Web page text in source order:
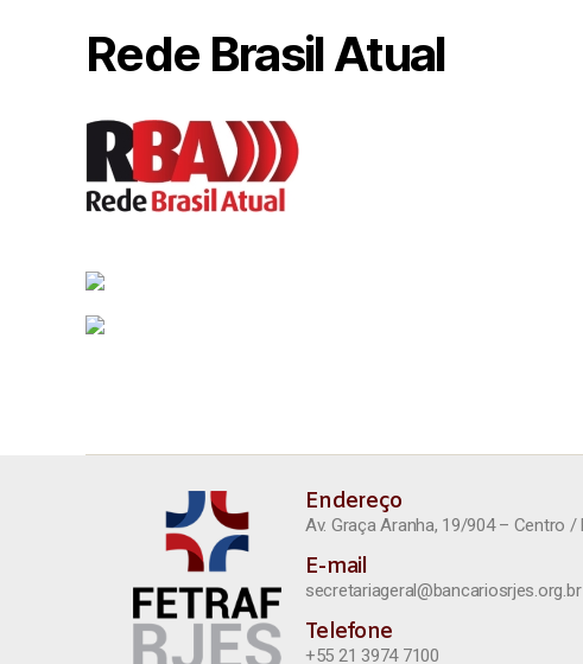
Rede Brasil Atual
Endereço
Av. Graça Aranha, 19/904 – Centro /
E-mail
secretariageral@bancariosrjes.org.br
Telefone
+55 21 3974 7100